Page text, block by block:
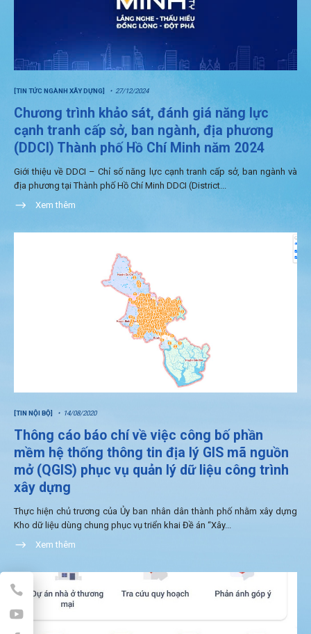
[TIN TỨC NGÀNH XÂY DỰNG] 27/12/2024
Chương trình khảo sát, đánh giá năng lực
cạnh tranh cấp sở, ban ngành, địa phương
(DDCI) Thành phố Hồ Chí Minh năm 2024
Giới thiệu về DDCI – Chỉ số năng lực cạnh tranh cấp sở, ban ngành và
địa phương tại Thành phố Hồ Chí Minh DDCI (District...
Xem thêm
[TIN NỘI BỘ] 14/08/2020
Thông cáo báo chí về việc công bố phần
mềm hệ thống thông tin địa lý GIS mã nguồn
mở (QGIS) phục vụ quản lý dữ liệu công trình
xây dựng
Thực hiện chủ trương của Ủy ban nhân dân thành phố nhằm xây dựng
Kho dữ liệu dùng chung phục vụ triển khai Đề án “Xây...
Xem thêm